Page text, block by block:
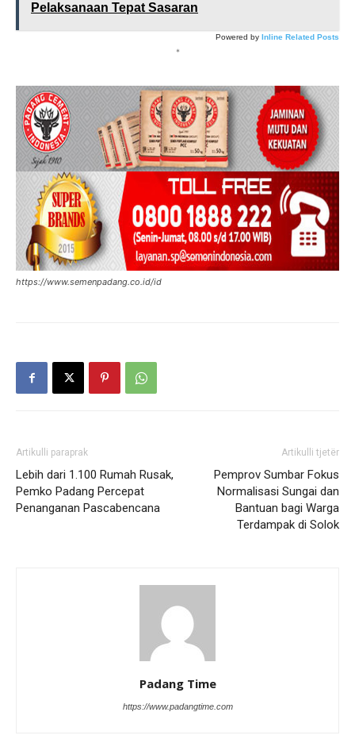
Pelaksanaan Tepat Sasaran
Powered by Inline Related Posts
*
https://www.semenpadang.co.id/id
Artikulli paraprak
Lebih dari 1.100 Rumah Rusak,
Pemko Padang Percepat
Penanganan Pascabencana
Artikulli tjetër
Pemprov Sumbar Fokus
Normalisasi Sungai dan
Bantuan bagi Warga
Terdampak di Solok
Padang Time
https://www.padangtime.com